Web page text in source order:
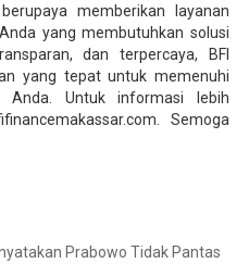
memberikan layanan
yang membutuhkan solusi
dan terpercaya, BFI
yang tepat untuk memenuhi
Anda. Untuk informasi lebih
Semoga
Prabowo Tidak Pantas